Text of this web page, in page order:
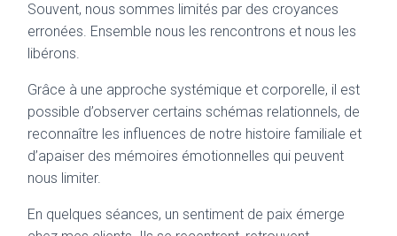
Souvent, nous sommes limités par des croyances
erronées. Ensemble nous les rencontrons et nous les
libérons.
Grâce à une approche systémique et corporelle, il est
possible d’observer certains schémas relationnels, de
reconnaître les influences de notre histoire familiale et
d’apaiser des mémoires émotionnelles qui peuvent
nous limiter.
En quelques séances, un sentiment de paix émerge